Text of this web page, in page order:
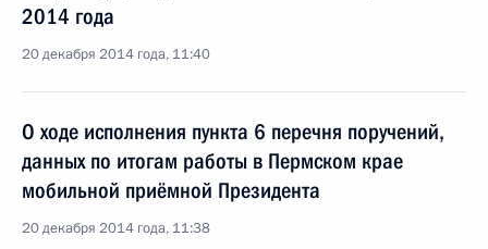
2014 года
20 декабря 2014 года, 11:40
О ходе исполнения пункта 6 перечня поручений,
данных по итогам работы в Пермском крае
мобильной приёмной Президента
20 декабря 2014 года, 11:38